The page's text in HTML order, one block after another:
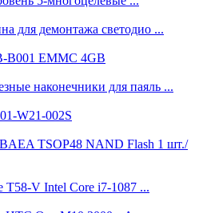
для демонтажа светодио ...
B001 EMMC 4GB
наконечники для паяль ...
W21-002S
TSOP48 NAND Flash 1 шт./
T58-V Intel Core i7-1087 ...